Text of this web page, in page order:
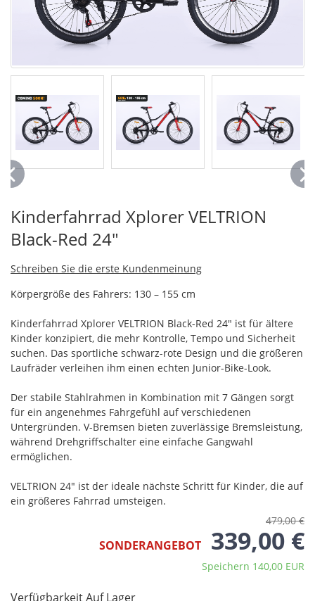
Kinderfahrrad Xplorer VELTRION
Black-Red 24"
Schreiben Sie die erste Kundenmeinung
Körpergröße des Fahrers: 130 – 155 cm
Kinderfahrrad Xplorer VELTRION Black-Red 24" ist für ältere
Kinder konzipiert, die mehr Kontrolle, Tempo und Sicherheit
suchen. Das sportliche schwarz-rote Design und die größeren
Laufräder verleihen ihm einen echten Junior-Bike-Look.
Der stabile Stahlrahmen in Kombination mit 7 Gängen sorgt
für ein angenehmes Fahrgefühl auf verschiedenen
Untergründen. V-Bremsen bieten zuverlässige Bremsleistung,
während Drehgriffschalter eine einfache Gangwahl
ermöglichen.
VELTRION 24" ist der ideale nächste Schritt für Kinder, die auf
ein größeres Fahrrad umsteigen.
479,00 €
SONDERANGEBOT 339,00 €
Speichern 140,00 EUR
VerfügbarkeitAuf Lager